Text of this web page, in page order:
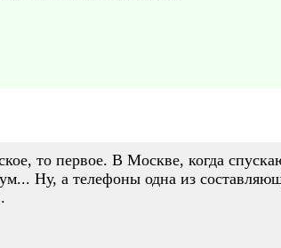
то первое. В Москве, когда
Ну, а телефоны одна из